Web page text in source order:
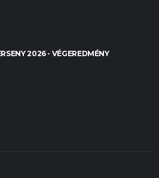
2026 - VÉGEREDMÉNY